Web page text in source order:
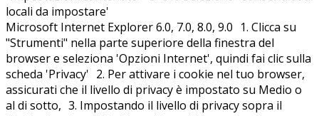
locali da impostare'
Microsoft Internet Explorer 6.0, 7.0, 8.0, 9.0 1. Clicca su
"Strumenti" nella parte superiore della finestra del
browser e seleziona 'Opzioni Internet', quindi fai clic sulla
scheda 'Privacy' 2. Per attivare i cookie nel tuo browser,
assicurati che il livello di privacy è impostato su Medio o
al di sotto, 3. Impostando il livello di privacy sopra il